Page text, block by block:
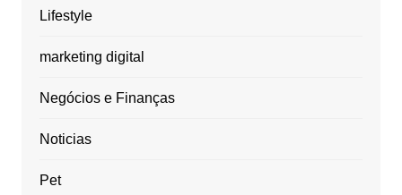
Lifestyle
marketing digital
Negócios e Finanças
Noticias
Pet